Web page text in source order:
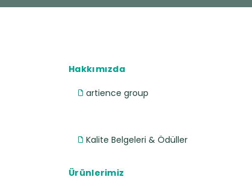
Hakkımızda
artience group
Kalite Belgeleri & Ödüller
Ürünlerimiz